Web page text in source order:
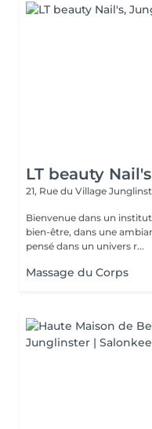
LT beauty Nail's
21, Rue du Village
Bienvenue dans un
bien-être, dans une
pensé dans un univers r...
Massage du Corps